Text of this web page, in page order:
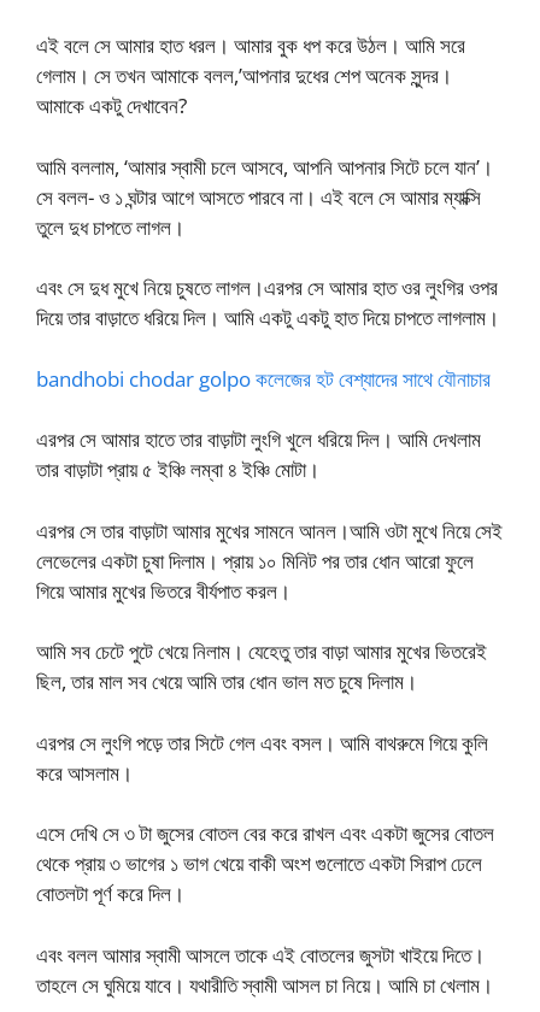
এই বলে সে আমার হাত ধরল। আমার বুক ধপ করে উঠল। আমি সরে
গেলাম। সে তখন আমাকে বলল,’আপনার দুধের শেপ অনেক সুন্দর।
আমাকে একটু দেখাবেন?
আমি বললাম, ‘আমার স্বামী চলে আসবে, আপনি আপনার সিটে চলে যান’।
সে বলল- ও ১ ঘন্টার আগে আসতে পারবে না। এই বলে সে আমার ম্যাক্সি
তুলে দুধ চাপতে লাগল।
এবং সে দুধ মুখে নিয়ে চুষতে লাগল।এরপর সে আমার হাত ওর লুংগির ওপর
দিয়ে তার বাড়াতে ধরিয়ে দিল। আমি একটু একটু হাত দিয়ে চাপতে লাগলাম।
bandhobi chodar golpo কলেজের হট বেশ্যাদের সাথে যৌনাচার
এরপর সে আমার হাতে তার বাড়াটা লুংগি খুলে ধরিয়ে দিল। আমি দেখলাম
তার বাড়াটা প্রায় ৫ ইঞ্চি লম্বা ৪ ইঞ্চি মোটা।
এরপর সে তার বাড়াটা আমার মুখের সামনে আনল।আমি ওটা মুখে নিয়ে সেই
লেভেলের একটা চুষা দিলাম। প্রায় ১০ মিনিট পর তার ধোন আরো ফুলে
গিয়ে আমার মুখের ভিতরে বীর্যপাত করল।
আমি সব চেটে পুটে খেয়ে নিলাম। যেহেতু তার বাড়া আমার মুখের ভিতরেই
ছিল, তার মাল সব খেয়ে আমি তার ধোন ভাল মত চুষে দিলাম।
এরপর সে লুংগি পড়ে তার সিটে গেল এবং বসল। আমি বাথরুমে গিয়ে কুলি
করে আসলাম।
এসে দেখি সে ৩ টা জুসের বোতল বের করে রাখল এবং একটা জুসের বোতল
থেকে প্রায় ৩ ভাগের ১ ভাগ খেয়ে বাকী অংশ গুলোতে একটা সিরাপ ঢেলে
বোতলটা পূর্ণ করে দিল।
এবং বলল আমার স্বামী আসলে তাকে এই বোতলের জুসটা খাইয়ে দিতে।
তাহলে সে ঘুমিয়ে যাবে। যথারীতি স্বামী আসল চা নিয়ে। আমি চা খেলাম।